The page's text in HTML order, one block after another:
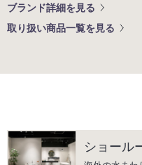
ブランド詳細を見る
取り扱い商品一覧を見る
ショール